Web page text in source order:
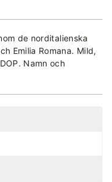
de norditalienska
Emilia Romana. Mild,
Namn och